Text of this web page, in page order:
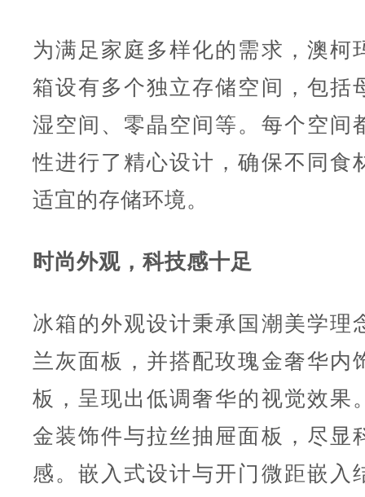
为满足家庭多样化的需求，澳柯
箱设有多个独立存储空间，包括
湿空间、零晶空间等。每个空间
性进行了精心设计，确保不同食
适宜的存储环境。
时尚外观，科技感十足
冰箱的外观设计秉承国潮美学理
兰灰面板，并搭配玫瑰金奢华内
板，呈现出低调奢华的视觉效果
金装饰件与拉丝抽屉面板，尽显
感。嵌入式设计与开门微距嵌入